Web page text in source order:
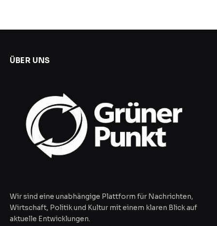
ÜBER UNS
Wir sind eine unabhängige Plattform für Nachrichten,
Wirtschaft, Politik und Kultur mit einem klaren Blick auf
aktuelle Entwicklungen.